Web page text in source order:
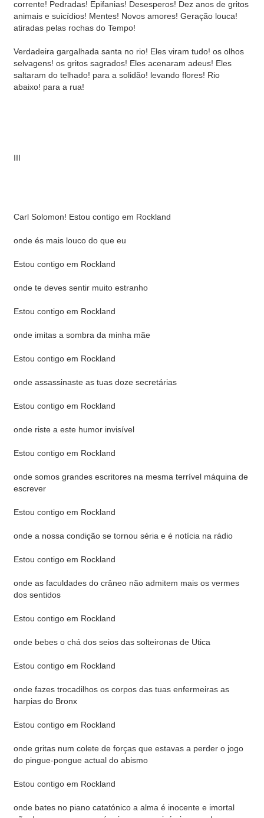
corrente! Pedradas! Epifanias! Desesperos! Dez anos de gritos
animais e suicídios! Mentes! Novos amores! Geração louca!
atiradas pelas rochas do Tempo!
Verdadeira gargalhada santa no rio! Eles viram tudo! os olhos
selvagens! os gritos sagrados! Eles acenaram adeus! Eles
saltaram do telhado! para a solidão! levando flores! Rio
abaixo! para a rua!
III
Carl Solomon! Estou contigo em Rockland
onde és mais louco do que eu
Estou contigo em Rockland
onde te deves sentir muito estranho
Estou contigo em Rockland
onde imitas a sombra da minha mãe
Estou contigo em Rockland
onde assassinaste as tuas doze secretárias
Estou contigo em Rockland
onde riste a este humor invisível
Estou contigo em Rockland
onde somos grandes escritores na mesma terrível máquina de
escrever
Estou contigo em Rockland
onde a nossa condição se tornou séria e é notícia na rádio
Estou contigo em Rockland
onde as faculdades do crâneo não admitem mais os vermes
dos sentidos
Estou contigo em Rockland
onde bebes o chá dos seios das solteironas de Utica
Estou contigo em Rockland
onde fazes trocadilhos os corpos das tuas enfermeiras as
harpias do Bronx
Estou contigo em Rockland
onde gritas num colete de forças que estavas a perder o jogo
do pingue-pongue actual do abismo
Estou contigo em Rockland
onde bates no piano catatónico a alma é inocente e imortal